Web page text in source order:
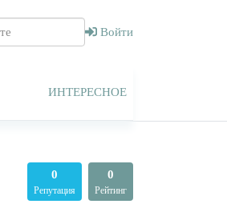
Войти
ИНТЕРЕСНОЕ
0
Репутация
0
Рейтинг